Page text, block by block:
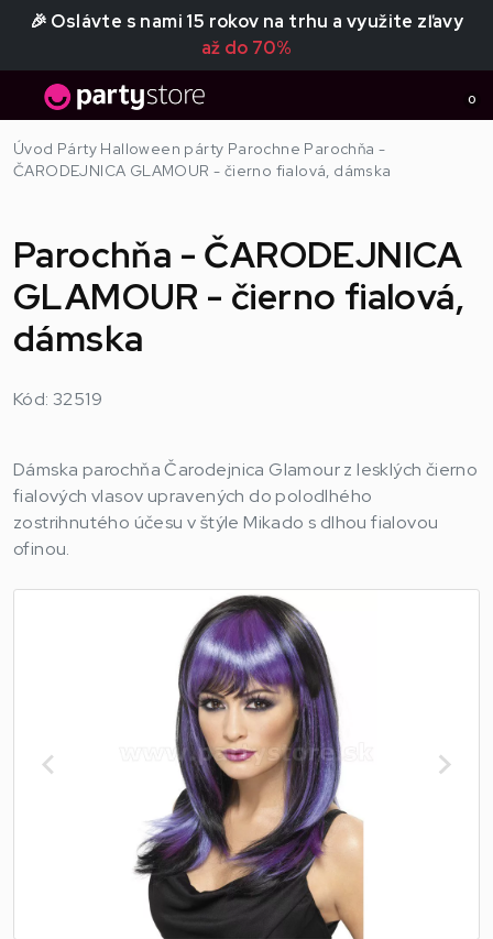
🎉 Oslávte s nami 15 rokov na trhu a využite zľavy
až do 70%
0
Úvod Párty Halloween párty Parochne Parochňa -
ČARODEJNICA GLAMOUR - čierno fialová, dámska
Parochňa - ČARODEJNICA
GLAMOUR - čierno fialová,
dámska
Kód: 32519
Dámska parochňa Čarodejnica Glamour z lesklých čierno
fialových vlasov upravených do polodlhého
zostrihnutého účesu v štýle Mikado s dlhou fialovou
ofinou.